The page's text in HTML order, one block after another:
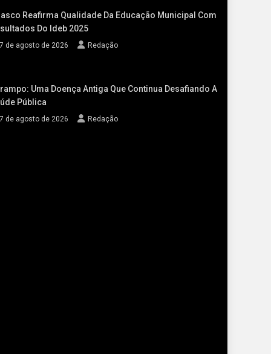
Reafirma Qualidade Da Educação Municipal Com
Do Ideb 2025
de agosto de 2026 Redação
Uma Doença Antiga Que Continua Desafiando A
Pública
de agosto de 2026 Redação